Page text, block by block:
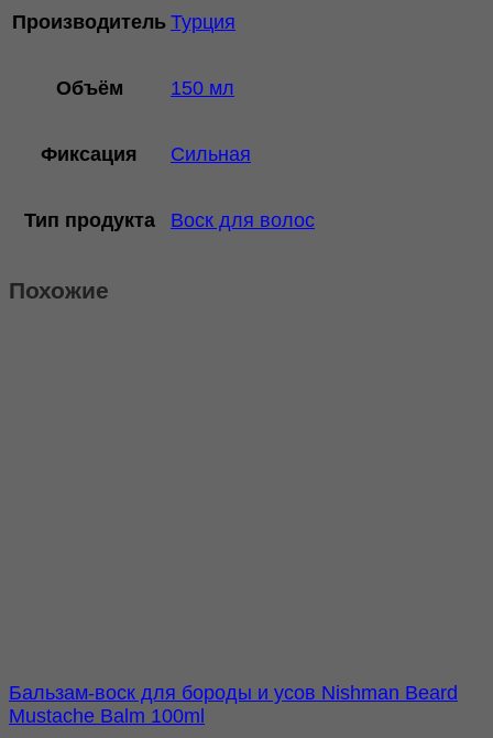
Производитель Турция
Объём 150 мл
Фиксация Сильная
Тип продукта Воск для волос
Похожие
Бальзам-воск для бороды и усов Nishman Beard
Mustache Balm 100ml